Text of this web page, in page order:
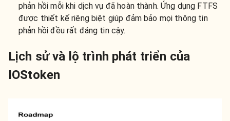
phản hồi mỗi khi dịch vụ đã hoàn thành. Ứng dụng FTFS
được thiết kế riêng biệt giúp đảm bảo mọi thông tin
phản hồi đều rất đáng tin cậy.
Lịch sử và lộ trình phát triển của
IOStoken